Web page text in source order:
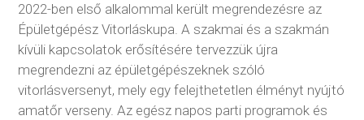
2022-ben első alkalommal került megrendezésre az
Épületgépész Vitorláskupa. A szakmai és a szakmán
kívüli kapcsolatok erősítésére tervezzük újra
megrendezni az épületgépészeknek szóló
vitorlásversenyt, mely egy felejthetetlen élményt nyújtó
amatőr verseny. Az egész napos parti programok és